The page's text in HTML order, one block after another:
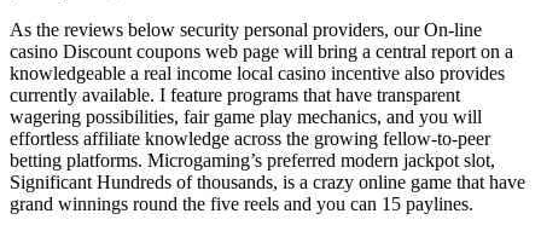
As the reviews below security personal providers, our On-line
casino Discount coupons web page will bring a central report on a
knowledgeable a real income local casino incentive also provides
currently available. I feature programs that have transparent
wagering possibilities, fair game play mechanics, and you will
effortless affiliate knowledge across the growing fellow-to-peer
betting platforms. Microgaming’s preferred modern jackpot slot,
Significant Hundreds of thousands, is a crazy online game that have
grand winnings round the five reels and you can 15 paylines.